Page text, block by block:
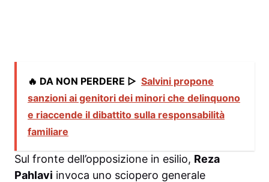
🔥 DA NON PERDERE ▷ Salvini propone
sanzioni ai genitori dei minori che delinquono
e riaccende il dibattito sulla responsabilità
familiare
Sul fronte dell’opposizione in esilio, Reza
Pahlavi invoca uno sciopero generale